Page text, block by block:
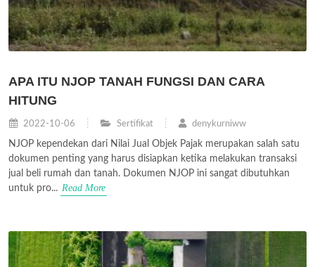
APA ITU NJOP TANAH FUNGSI DAN CARA
HITUNG
2022-10-06 Sertifikat denykurniww
NJOP kependekan dari Nilai Jual Objek Pajak merupakan salah satu
dokumen penting yang harus disiapkan ketika melakukan transaksi
jual beli rumah dan tanah. Dokumen NJOP ini sangat dibutuhkan
untuk pro... Read More